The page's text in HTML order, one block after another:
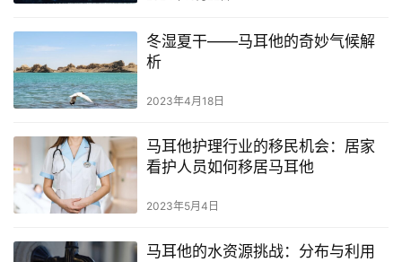
网
址
航
冬湿夏干——马耳他的奇妙气候解
析
2023年4月18日
马耳他护理行业的移民机会：居家
看护人员如何移居马耳他
2023年5月4日
马耳他的水资源挑战：分布与利用